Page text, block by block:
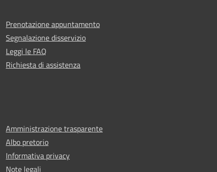
Prenotazione appuntamento
Segnalazione disservizio
Leggi le FAQ
Richiesta di assistenza
Amministrazione trasparente
Albo pretorio
Informativa privacy
Note legali